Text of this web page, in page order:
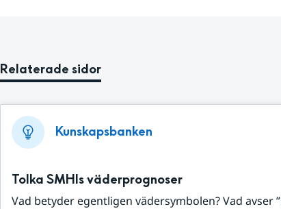
Relaterade sidor
Kunskapsbanken
Tolka SMHIs väderprognoser
Vad betyder egentligen vädersymbolen? Vad avser